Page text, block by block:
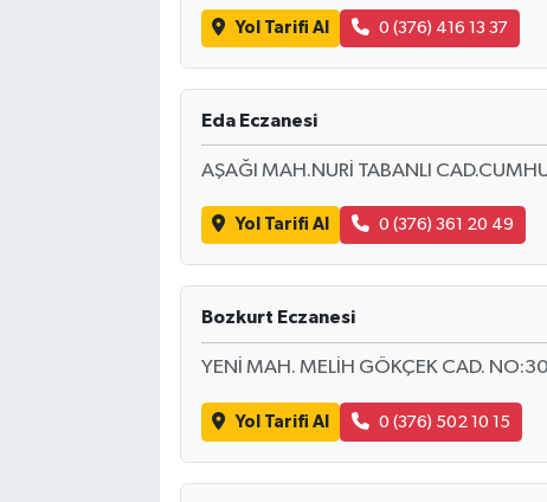
Yol Tarifi Al 0 (376) 416 13 37
Eda Eczanesi
AŞAĞI MAH.NURİ TABANLI
Yol Tarifi Al 0 (376) 361 20 49
Bozkurt Eczanesi
YENİ MAH. MELİH GÖKÇEK CAD.
Yol Tarifi Al 0 (376) 502 10 15